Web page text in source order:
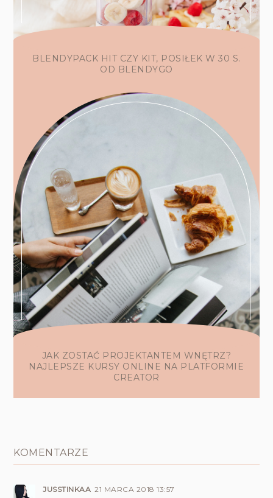
BLENDYPACK HIT CZY KIT, POSIŁEK W 30 S.
OD BLENDYGO
JAK ZOSTAĆ PROJEKTANTEM WNĘTRZ?
NAJLEPSZE KURSY ONLINE NA PLATFORMIE
CREATOR
KOMENTARZE
JUSSTINKAA 21 MARCA 2018 13:57